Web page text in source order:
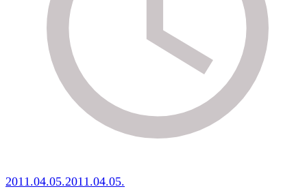
2011.04.05.2011.04.05.